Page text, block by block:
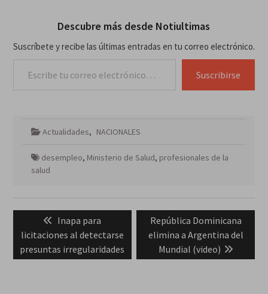
Descubre más desde Notiultimas
Suscríbete y recibe las últimas entradas en tu correo electrónico.
Suscribirse
Actualidades, NACIONALES
desempleo, Ministerio de Salud, profesionales de la
salud
entradas
Previous
post:
Inapa para
licitaciones al detectarse
presuntas irregularidades
Next
post:
República Dominicana
elimina a Argentina del
Mundial (video)